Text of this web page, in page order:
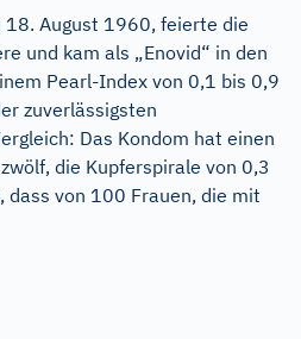
August 1960, feierte die
und kam als „Enovid“ in den
Pearl-Index von 0,1 bis 0,9
zuverlässigsten
Das Kondom hat einen
die Kupferspirale von 0,3
dass von 100 Frauen, die mit